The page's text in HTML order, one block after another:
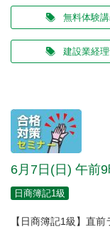
無料体験
建設業経
6月7日(日) 午前9
日商簿記1級
【日商簿記1級】直